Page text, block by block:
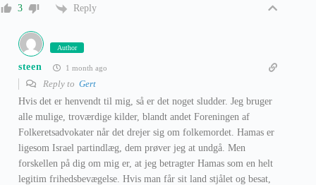
3 Reply
Author
steen 1 month ago
Reply to Gert
Hvis det er henvendt til mig, så er det noget sludder. Jeg bruger
alle mulige, troværdige kilder, blandt andet Foreningen af
Folkeretsadvokater når det drejer sig om folkemordet. Hamas er
ligesom Israel partindlæg, dem prøver jeg at undgå. Men
forskellen på dig om mig er, at jeg betragter Hamas som en helt
legitim frihedsbevægelse. Hvis man får sit land stjålet og besat,